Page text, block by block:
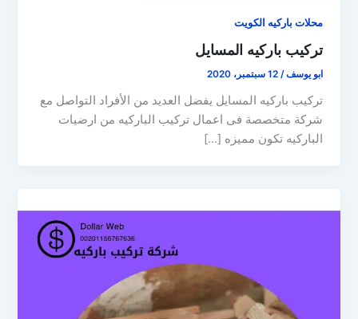
محلات باركيه الكويت
تركيب باركيه المسايل
ابو يوسف/12 سبتمبر، 2020
تركيب باركيه المسايل يفضل العديد من الأفراد التواصل مع
شركة متخصصة فى اعمال تركيب الباركيه من ارضيات
الباركيه تكون مميزه […]